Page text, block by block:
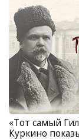
«Тот самый
Куркино